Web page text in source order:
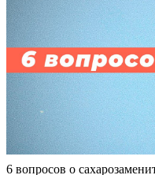
6 вопросов о